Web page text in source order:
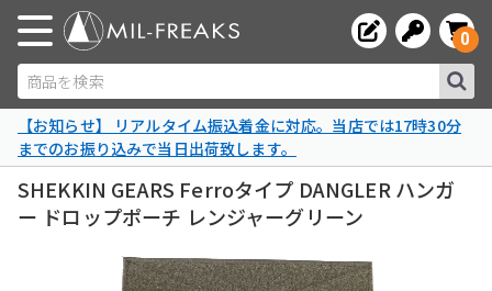
商品を検索
0
【お知らせ】 リアルタイム振込着金に対応。当店では17時30分
までのお振り込みで当日出荷致します。
SHEKKIN GEARS Ferroタイプ DANGLER ハンガ
ー ドロップポーチ レンジャーグリーン